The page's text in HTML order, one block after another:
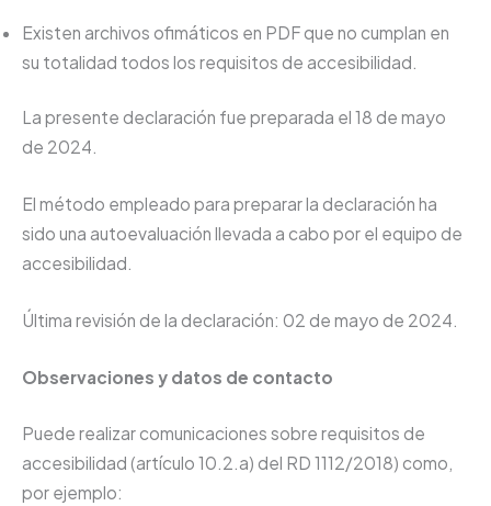
Existen archivos ofimáticos en PDF que no cumplan en
su totalidad todos los requisitos de accesibilidad.
La presente declaración fue preparada el 18 de mayo
de 2024.
El método empleado para preparar la declaración ha
sido una autoevaluación llevada a cabo por el equipo de
accesibilidad.
Última revisión de la declaración: 02 de mayo de 2024.
Observaciones y datos de contacto
Puede realizar comunicaciones sobre requisitos de
accesibilidad (artículo 10.2.a) del RD 1112/2018) como,
por ejemplo: